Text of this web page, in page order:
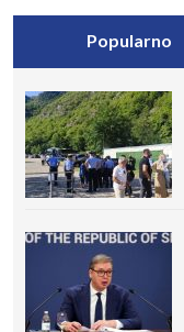
Popularno